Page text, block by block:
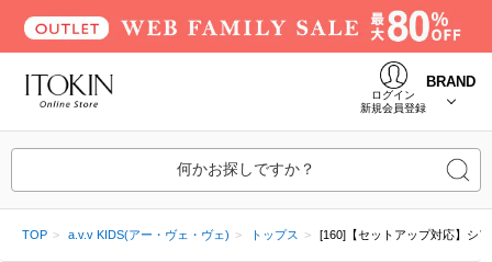
ログイン
新規会員登録
BRAND
何かお探しですか？
TOP a.v.v KIDS(アー・ヴェ・ヴェ) トップス [160]【セットアップ対応】シ